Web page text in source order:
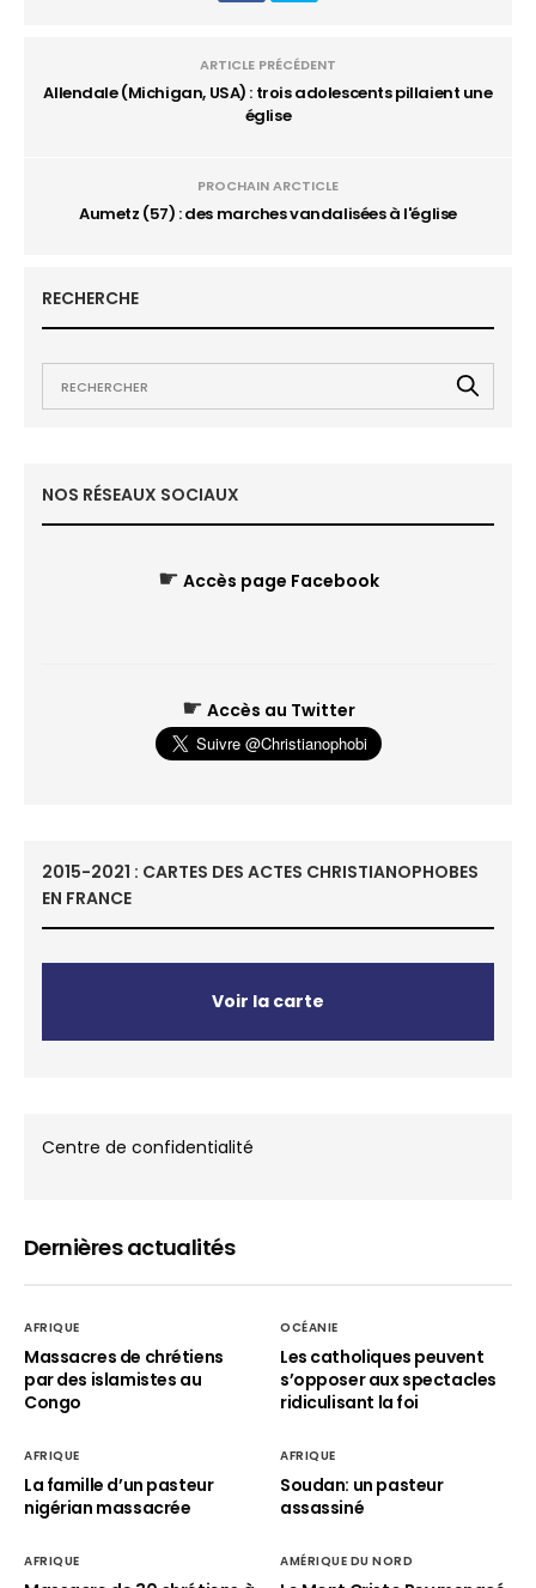
ARTICLE PRÉCÉDENT
Allendale (Michigan, USA) : trois adolescents pillaient une
église
PROCHAIN ARCTICLE
Aumetz (57) : des marches vandalisées à l'église
RECHERCHE
NOS RÉSEAUX SOCIAUX
☛ Accès page Facebook
☛ Accès au Twitter
2015-2021 : CARTES DES ACTES CHRISTIANOPHOBES
EN FRANCE
Voir la carte
Centre de confidentialité
Dernières actualités
AFRIQUE
Massacres de chrétiens
par des islamistes au
Congo
OCÉANIE
Les catholiques peuvent
s’opposer aux spectacles
ridiculisant la foi
AFRIQUE
La famille d’un pasteur
nigérian massacrée
AFRIQUE
Soudan: un pasteur
assassiné
AFRIQUE AMÉRIQUE DU NORD